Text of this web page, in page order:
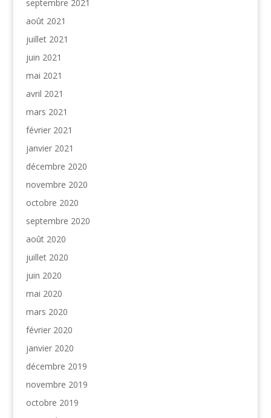
septembre 2021
août 2021
juillet 2021
juin 2021
mai 2021
avril 2021
mars 2021
février 2021
janvier 2021
décembre 2020
novembre 2020
octobre 2020
septembre 2020
août 2020
juillet 2020
juin 2020
mai 2020
mars 2020
février 2020
janvier 2020
décembre 2019
novembre 2019
octobre 2019